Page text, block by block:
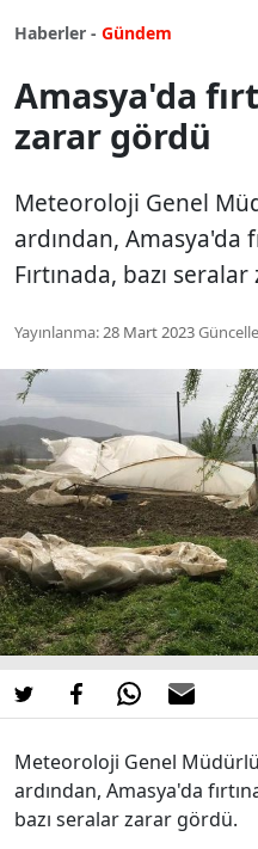
Haberler - Gündem
Amasya'da
zarar gördü
Meteoroloji Genel
ardından, Amasya'da
Fırtınada, bazı
Yayınlanma:28 Mart 2023
Meteoroloji Genel
ardından, Amasya'da
bazı seralar zarar gördü.